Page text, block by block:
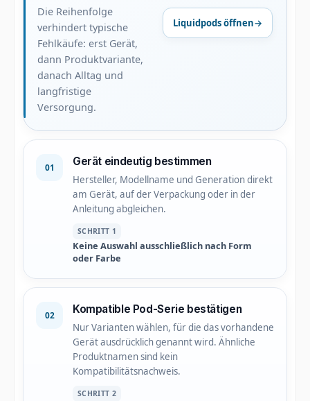
Die Reihenfolge
verhindert typische
Fehlkäufe: erst Gerät,
dann Produktvariante,
danach Alltag und
langfristige
Versorgung.
Liquidpods öffnen→
01 Gerät eindeutig bestimmen
Hersteller, Modellname und Generation direkt
am Gerät, auf der Verpackung oder in der
Anleitung abgleichen.
SCHRITT 1
Keine Auswahl ausschließlich nach Form
oder Farbe
02 Kompatible Pod-Serie bestätigen
Nur Varianten wählen, für die das vorhandene
Gerät ausdrücklich genannt wird. Ähnliche
Produktnamen sind kein
Kompatibilitätsnachweis.
SCHRITT 2